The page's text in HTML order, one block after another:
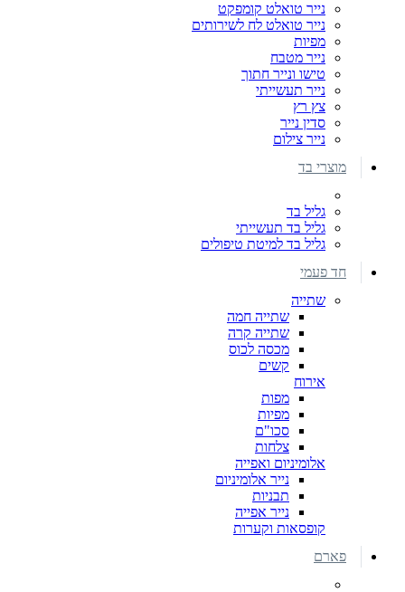
נייר טואלט קומפקט
נייר טואלט לח לשירותים
מפיות
נייר מטבח
טישו ונייר חתוך
נייר תעשייתי
צץ רץ
סדין נייר
נייר צילום
מוצרי בד
גליל בד
גליל בד תעשייתי
גליל בד למיטת טיפולים
חד פעמי
שתייה
שתייה חמה
שתייה קרה
מכסה לכוס
קשים
אירוח
מפות
מפיות
סכו"ם
צלחות
אלומיניום ואפייה
נייר אלומיניום
תבניות
נייר אפייה
קופסאות וקערות
פארם